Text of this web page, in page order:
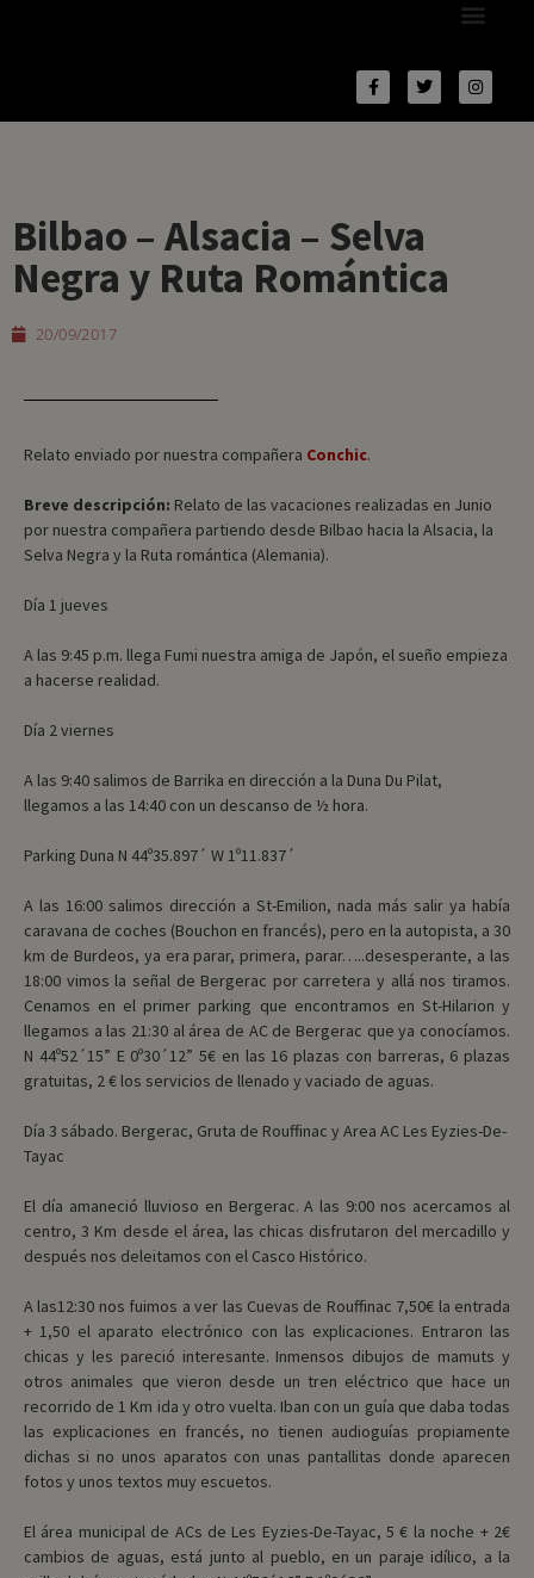
Bilbao – Alsacia – Selva
Negra y Ruta Romántica
20/09/2017
Relato enviado por nuestra compañera Conchic.
Breve descripción: Relato de las vacaciones realizadas en Junio
por nuestra compañera partiendo desde Bilbao hacia la Alsacia, la
Selva Negra y la Ruta romántica (Alemania).
Día 1 jueves
A las 9:45 p.m. llega Fumi nuestra amiga de Japón, el sueño empieza
a hacerse realidad.
Día 2 viernes
A las 9:40 salimos de Barrika en dirección a la Duna Du Pilat,
llegamos a las 14:40 con un descanso de ½ hora.
Parking Duna N 44º35.897´ W 1º11.837´
A las 16:00 salimos dirección a St-Emilion, nada más salir ya había
caravana de coches (Bouchon en francés), pero en la autopista, a 30
km de Burdeos, ya era parar, primera, parar…..desesperante, a las
18:00 vimos la señal de Bergerac por carretera y allá nos tiramos.
Cenamos en el primer parking que encontramos en St-Hilarion y
llegamos a las 21:30 al área de AC de Bergerac que ya conocíamos.
N 44º52´15” E 0º30´12” 5€ en las 16 plazas con barreras, 6 plazas
gratuitas, 2 € los servicios de llenado y vaciado de aguas.
Día 3 sábado. Bergerac, Gruta de Rouffinac y Area AC Les Eyzies-De-
Tayac
El día amaneció lluvioso en Bergerac. A las 9:00 nos acercamos al
centro, 3 Km desde el área, las chicas disfrutaron del mercadillo y
después nos deleitamos con el Casco Histórico.
A las12:30 nos fuimos a ver las Cuevas de Rouffinac 7,50€ la entrada
+ 1,50 el aparato electrónico con las explicaciones. Entraron las
chicas y les pareció interesante. Inmensos dibujos de mamuts y
otros animales que vieron desde un tren eléctrico que hace un
recorrido de 1 Km ida y otro vuelta. Iban con un guía que daba todas
las explicaciones en francés, no tienen audioguías propiamente
dichas si no unos aparatos con unas pantallitas donde aparecen
fotos y unos textos muy escuetos.
El área municipal de ACs de Les Eyzies-De-Tayac, 5 € la noche + 2€
cambios de aguas, está junto al pueblo, en un paraje idílico, a la